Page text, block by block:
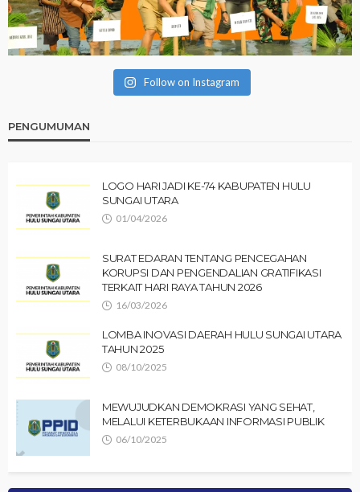
Follow on Instagram
PENGUMUMAN
LOGO HARI JADI KE-74 KABUPATEN HULU
SUNGAI UTARA
01/04/2026
SURAT EDARAN TENTANG PENCEGAHAN
KORUPSI DAN PENGENDALIAN GRATIFIKASI
TERKAIT HARI RAYA TAHUN 2026
16/03/2026
LOMBA INOVASI DAERAH HULU SUNGAI UTARA
TAHUN 2025
08/10/2025
MEWUJUDKAN DEMOKRASI YANG SEHAT,
MELALUI KETERBUKAAN INFORMASI PUBLIK
06/10/2025